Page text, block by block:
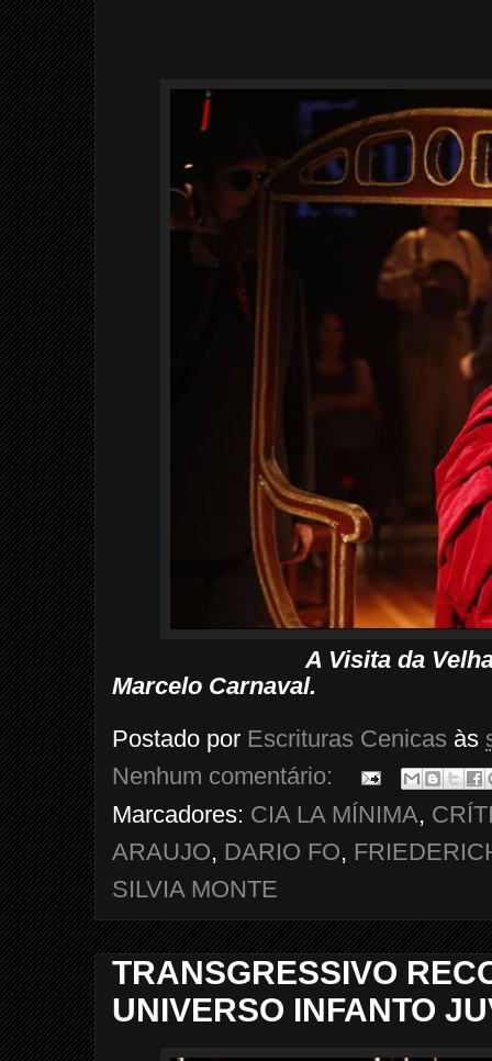
A Visita da
Marcelo Carnaval.
Postado por Escrituras Cenicas às
Nenhum comentário:
Marcadores: CIA LA MÍNIMA,
ARAUJO, DARIO FO,
SILVIA MONTE
TRANSGRESSIVO
UNIVERSO INFANTO